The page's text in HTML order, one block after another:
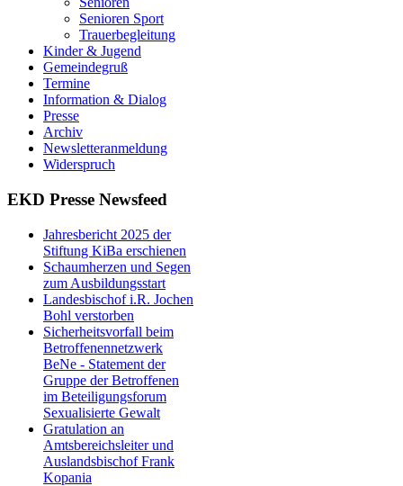
Senioren Sport
Trauerbegleitung
Kinder & Jugend
Gemeindegruß
Termine
Information & Dialog
Presse
Archiv
Newsletteranmeldung
Widerspruch
EKD Presse Newsfeed
Jahresbericht 2025 der
Stiftung KiBa erschienen
Schaumherzen und Segen
zum Ausbildungsstart
Landesbischof i.R. Jochen
Bohl verstorben
Sicherheitsvorfall beim
Betroffenennetzwerk
BeNe - Statement der
Gruppe der Betroffenen
im Beteiligungsforum
Sexualisierte Gewalt
Gratulation an
Amtsbereichsleiter und
Auslandsbischof Frank
Kopania